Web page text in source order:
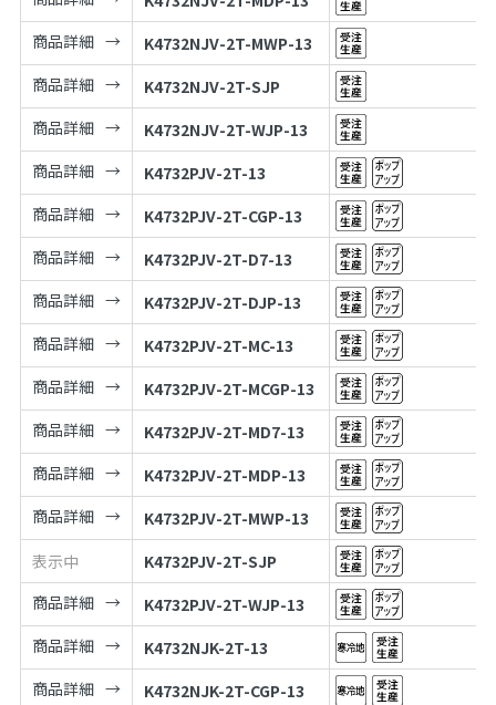
商品詳細
K4732NJV-2T-MWP-13
商品詳細
K4732NJV-2T-SJP
商品詳細
K4732NJV-2T-WJP-13
商品詳細
K4732PJV-2T-13
商品詳細
K4732PJV-2T-CGP-13
商品詳細
K4732PJV-2T-D7-13
商品詳細
K4732PJV-2T-DJP-13
商品詳細
K4732PJV-2T-MC-13
商品詳細
K4732PJV-2T-MCGP-13
商品詳細
K4732PJV-2T-MD7-13
商品詳細
K4732PJV-2T-MDP-13
商品詳細
K4732PJV-2T-MWP-13
表示中
K4732PJV-2T-SJP
商品詳細
K4732PJV-2T-WJP-13
商品詳細
K4732NJK-2T-13
商品詳細
K4732NJK-2T-CGP-13